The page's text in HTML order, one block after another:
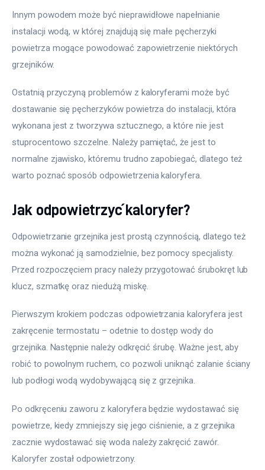
Innym powodem może być nieprawidłowe napełnianie
instalacji wodą, w której znajdują się małe pęcherzyki
powietrza mogące powodować zapowietrzenie niektórych
grzejników.
Ostatnią przyczyną problemów z kaloryferami może być
dostawanie się pęcherzyków powietrza do instalacji, która
wykonana jest z tworzywa sztucznego, a które nie jest
stuprocentowo szczelne. Należy pamiętać, że jest to
normalne zjawisko, któremu trudno zapobiegać, dlatego też
warto poznać sposób odpowietrzenia kaloryfera.
Jak odpowietrzyć kaloryfer?
Odpowietrzanie grzejnika jest prostą czynnością, dlatego też
można wykonać ją samodzielnie, bez pomocy specjalisty.
Przed rozpoczęciem pracy należy przygotować śrubokręt lub
klucz, szmatkę oraz niedużą miskę.
Pierwszym krokiem podczas odpowietrzania kaloryfera jest
zakręcenie termostatu – odetnie to dostęp wody do
grzejnika. Następnie należy odkręcić śrubę. Ważne jest, aby
robić to powolnym ruchem, co pozwoli uniknąć zalanie ściany
lub podłogi wodą wydobywającą się z grzejnika.
Po odkręceniu zaworu z kaloryfera będzie wydostawać się
powietrze, kiedy zmniejszy się jego ciśnienie, a z grzejnika
zacznie wydostawać się woda należy zakręcić zawór.
Kaloryfer został odpowietrzony.